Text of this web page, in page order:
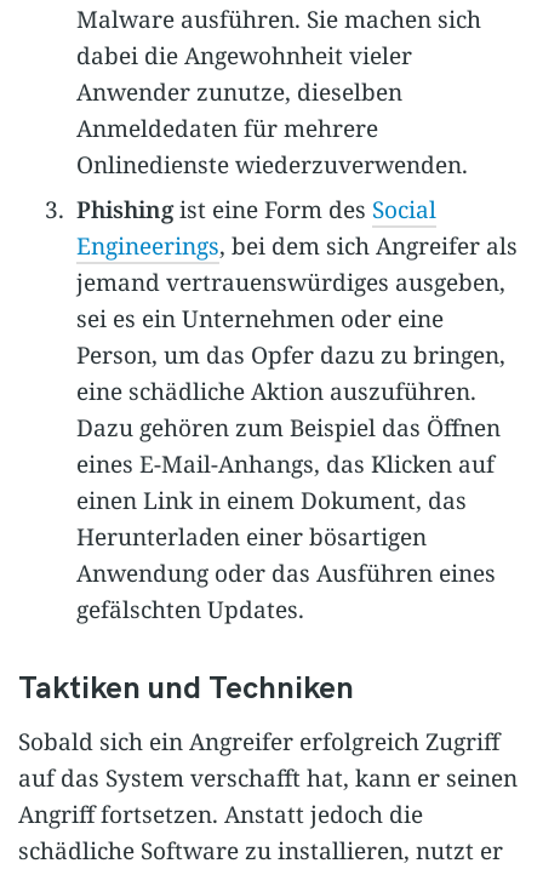
Malware ausführen. Sie machen sich
dabei die Angewohnheit vieler
Anwender zunutze, dieselben
Anmeldedaten für mehrere
Onlinedienste wiederzuverwenden.
Phishingist eine Form des Social
Engineerings, bei dem sich Angreifer als
jemand vertrauenswürdiges ausgeben,
sei es ein Unternehmen oder eine
Person, um das Opfer dazu zu bringen,
eine schädliche Aktion auszuführen.
Dazu gehören zum Beispiel das Öffnen
eines E-Mail-Anhangs, das Klicken auf
einen Link in einem Dokument, das
Herunterladen einer bösartigen
Anwendung oder das Ausführen eines
gefälschten Updates.
Taktiken und Techniken
Sobald sich ein Angreifer erfolgreich Zugriff
auf das System verschafft hat, kann er seinen
Angriff fortsetzen. Anstatt jedoch die
schädliche Software zu installieren, nutzt er